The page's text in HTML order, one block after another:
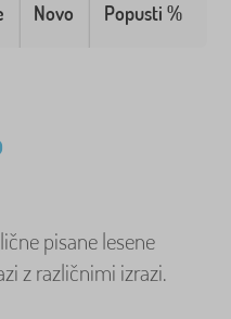
Novo Popusti %
pisane lesene
z različnimi izrazi.